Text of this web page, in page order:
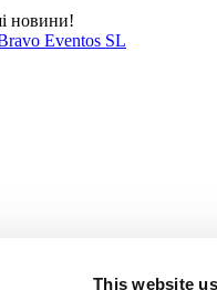
This website
новини!